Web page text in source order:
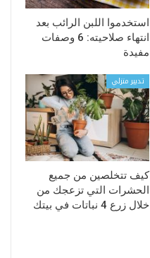
استخدموا اللبن الرائب بعد
انتهاء صلاحيته: 6 وصفات
مفيدة
تدبير منزلي
كيف تتخلصين من جميع
الحشرات التي تزعجك من
خلال زرع 4 نباتات في بيتك